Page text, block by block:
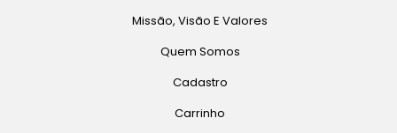
Missão, Visão E Valores
Quem Somos
Cadastro
Carrinho